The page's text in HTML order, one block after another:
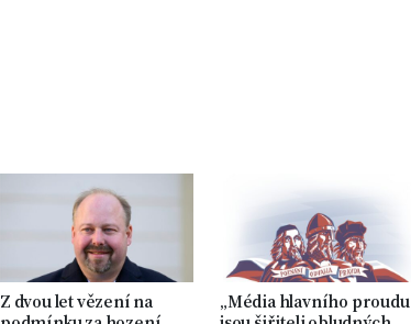
Z dvou let vězení na
„Média hlavního proudu